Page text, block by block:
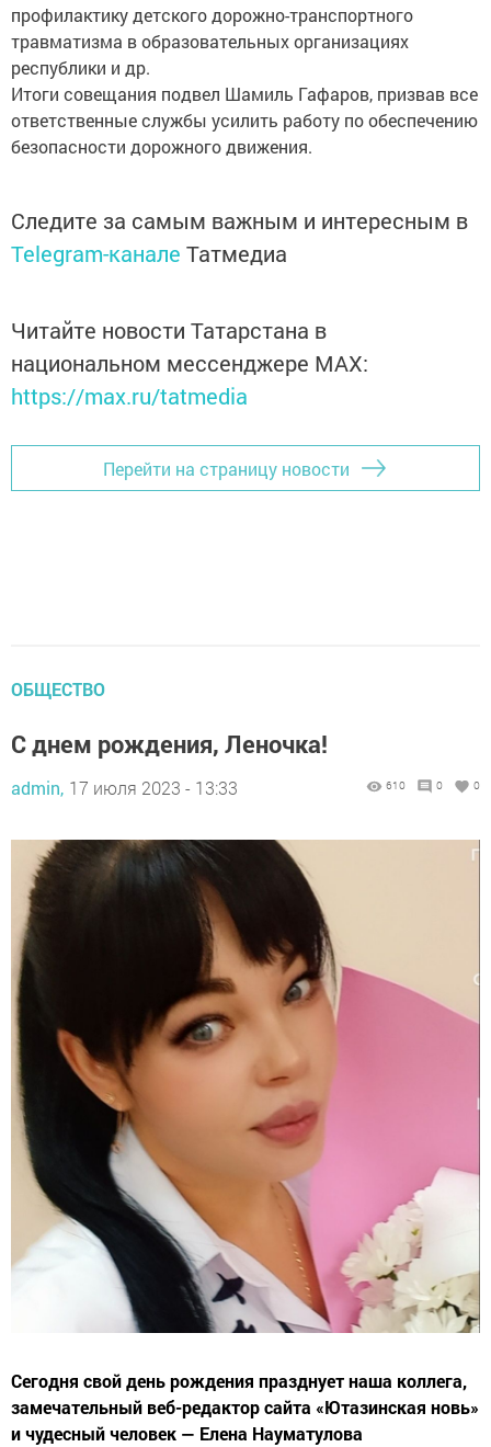
профилактику детского дорожно-транспортного
травматизма в образовательных организациях
республики и др.
Итоги совещания подвел Шамиль Гафаров, призвав все
ответственные службы усилить работу по обеспечению
безопасности дорожного движения.
Следите за самым важным и интересным в
Telegram-канале Татмедиа
Читайте новости Татарстана в
национальном мессенджере MАХ:
https://max.ru/tatmedia
Перейти на страницу новости
ОБЩЕСТВО
С днем рождения, Леночка!
admin, 17 июля 2023 - 13:33 610 0 0
Сегодня свой день рождения празднует наша коллега,
замечательный веб-редактор сайта «Ютазинская новь»
и чудесный человек — Елена Науматулова